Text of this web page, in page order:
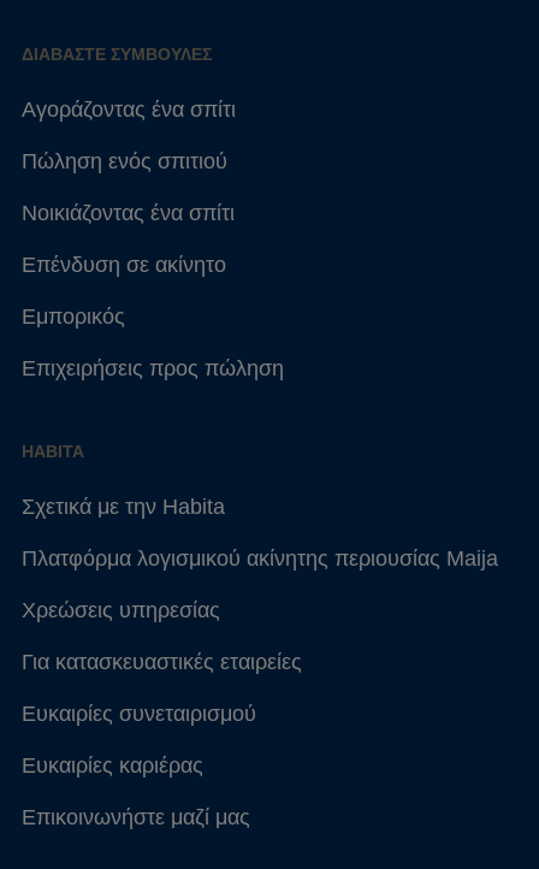
ΔΙΑΒΆΣΤΕ ΣΥΜΒΟΥΛΈΣ
Αγοράζοντας ένα σπίτι
Πώληση ενός σπιτιού
Νοικιάζοντας ένα σπίτι
Επένδυση σε ακίνητο
Εμπορικός
Επιχειρήσεις προς πώληση
HABITA
Σχετικά με την Habita
Πλατφόρμα λογισμικού ακίνητης περιουσίας Maija
Χρεώσεις υπηρεσίας
Για κατασκευαστικές εταιρείες
Ευκαιρίες συνεταιρισμού
Ευκαιρίες καριέρας
Επικοινωνήστε μαζί μας